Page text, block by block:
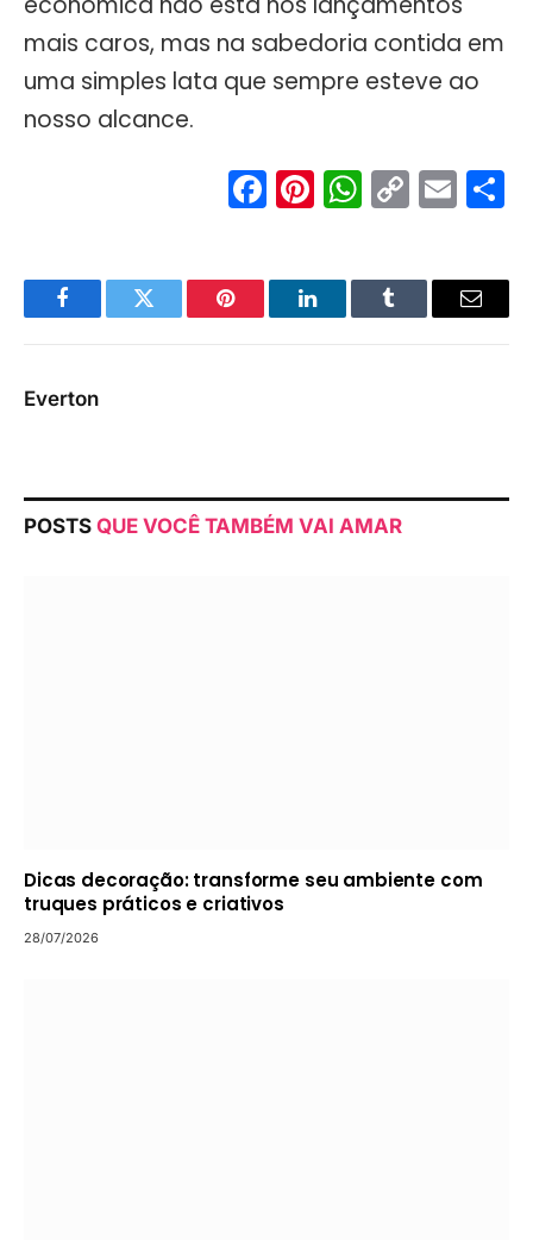
mais caros, mas na sabedoria contida em
uma simples lata que sempre esteve ao
nosso alcance.
Facebook
Pinterest
Copy
FacebookTwitter Pinterest LinkedInTumblr Email
Everton
POSTS QUE VOCÊ TAMBÉM VAI AMAR
Dicas decoração: transforme seu ambiente com
truques práticos e criativos
28/07/2026